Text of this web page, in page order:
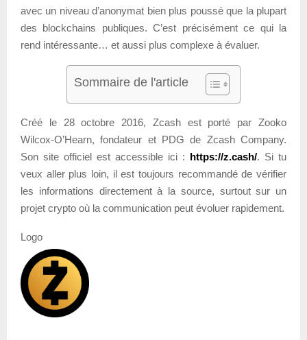
avec un niveau d’anonymat bien plus poussé que la plupart
des blockchains publiques. C’est précisément ce qui la
rend intéressante… et aussi plus complexe à évaluer.
Sommaire de l'article
Créé le 28 octobre 2016, Zcash est porté par Zooko
Wilcox-O’Hearn, fondateur et PDG de Zcash Company.
Son site officiel est accessible ici : https://z.cash/. Si tu
veux aller plus loin, il est toujours recommandé de vérifier
les informations directement à la source, surtout sur un
projet crypto où la communication peut évoluer rapidement.
Logo